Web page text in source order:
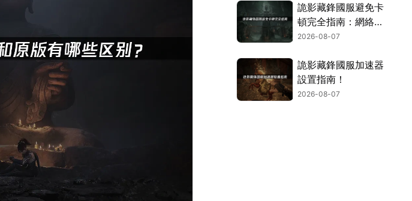
詭影藏鋒國服避免卡
頓完全指南：網絡優
化與解決技巧！
2026-08-07
詭影藏鋒國服加速器
設置指南！
2026-08-07